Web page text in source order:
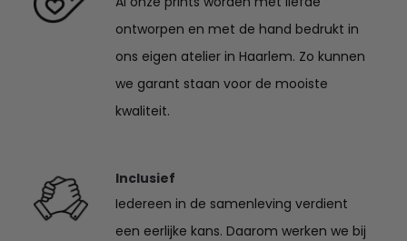
ontworpen en met de hand bedrukt in
ons eigen atelier in Haarlem. Zo kunnen
we garant staan voor de mooiste
kwaliteit.
Inclusief
Iedereen in de samenleving verdient
een eerlijke kans. Daarom werken we bij